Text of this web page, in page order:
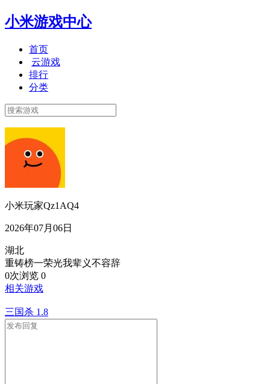
小米游戏中心
首页
云游戏
排行
分类
小米玩家Qz1AQ4
2026年07月06日
湖北
重铸榜一荣光我辈义不容辞
0次浏览 0
相关游戏
三国杀 1.8